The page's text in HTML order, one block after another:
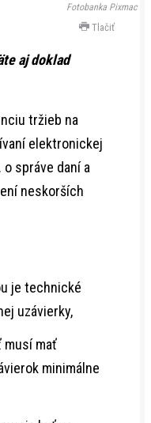
Fotobanka Pixmac
Tlačiť
aj doklad
tržieb na
elektronickej
správe daní a
neskorších
je technické
uzávierky,
musí mať
minimálne